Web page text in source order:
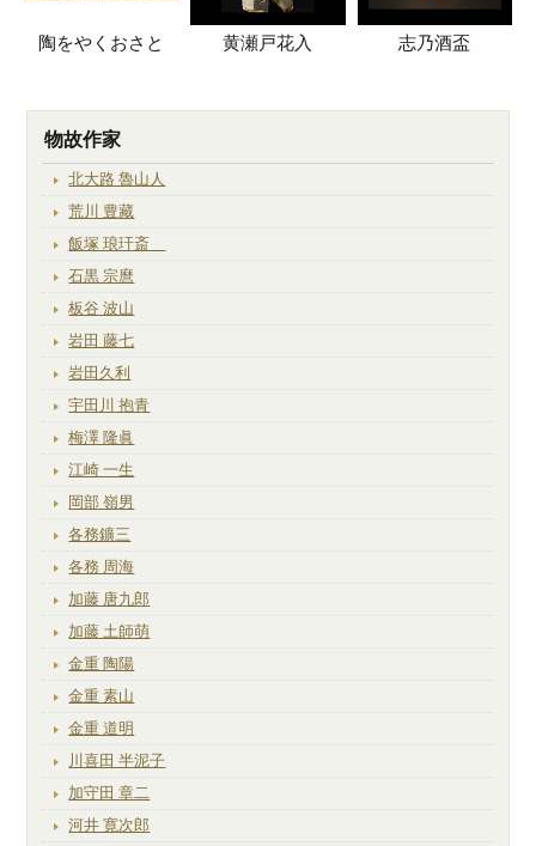
陶をやくおさと 黄瀬戸花入 志乃酒盃
物故作家
北大路 魯山人
荒川 豊藏
飯塚 琅玕斎
石黒 宗麿
板谷 波山
岩田 藤七
岩田久利
宇田川 抱青
梅澤 隆眞
江崎 一生
岡部 嶺男
各務鑛三
各務 周海
加藤 唐九郎
加藤 土師萌
金重 陶陽
金重 素山
金重 道明
川喜田 半泥子
加守田 章二
河井 寛次郎